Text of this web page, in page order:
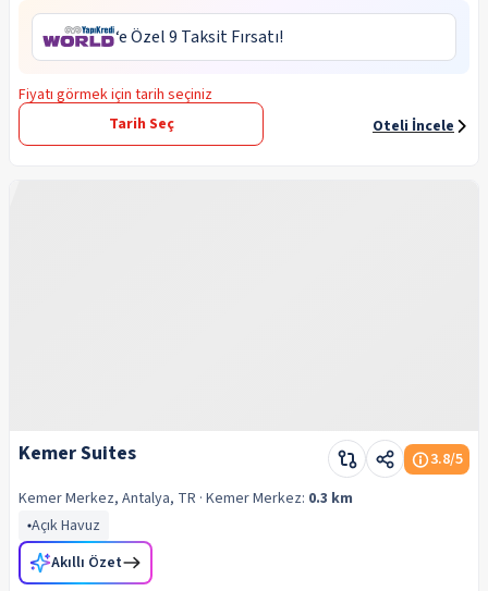
‘e Özel 9 Taksit Fırsatı!
Fiyatı görmek için tarih seçiniz
Tarih Seç
Oteli İncele
Kemer Suites 3.8/5
Kemer Merkez, Antalya, TR · KemerMerkez: 0.3 km
Açık Havuz
Akıllı Özet